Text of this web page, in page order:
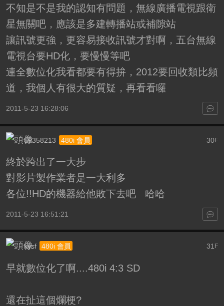
不知是不是我的認知有問題，無線廣播電視跟衛
星無關吧，應該是多建轉播站或補隙站
讓訊號更強，更容易接收訊號才對啊，五台無線
電視台要HD化，要慢慢等吧
連全數位化我看都要有得拚，2012要回收類比頻
道，我個人有很大的質疑，再看看囉
2011-5-23 16:28:06
30F
89358213 480i 會員
終於跨出了一大步
對影片製作業者是一大利多
各位!!HD的機器給他敗下去吧 哈哈
2011-5-23 16:51:21
31 F
kysf 480i 會員
早就數位化了啊....480i 4:3 SD
還在扯這個爛梗?